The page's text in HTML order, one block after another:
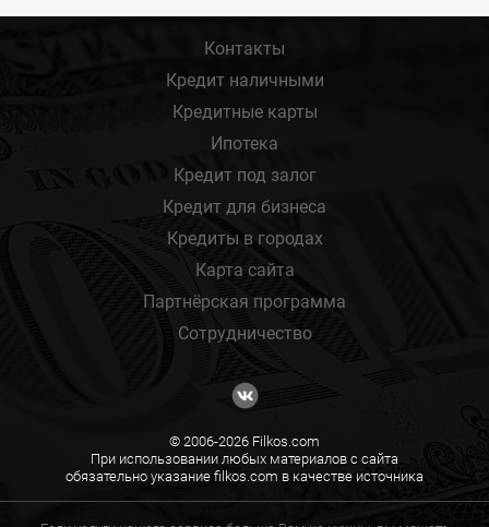
Контакты
Кредит наличными
Кредитные карты
Ипотека
Кредит под залог
Кредит для бизнеса
Кредиты в городах
Карта сайта
Партнёрская программа
Сотрудничество
© 2006-2026 Filkos.com
При использовании любых материалов с сайта
обязательно указание filkos.com в качестве источника